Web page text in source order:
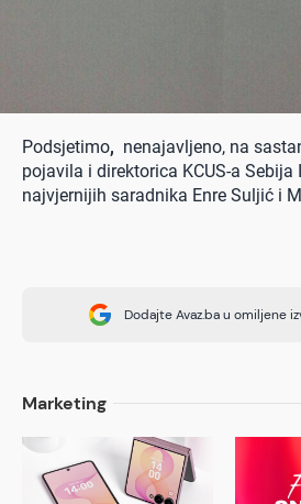
Podsjetimo, nenajavljeno, na
pojavila i direktorica KCUS-a Sebija
najvjernijih saradnika Enre Suljić i
Dodajte Avaz.ba u omiljene
Marketing